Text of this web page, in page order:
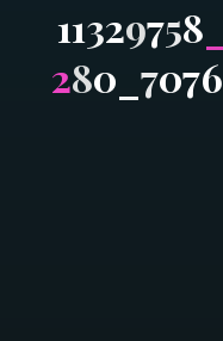
11329758
280 7076